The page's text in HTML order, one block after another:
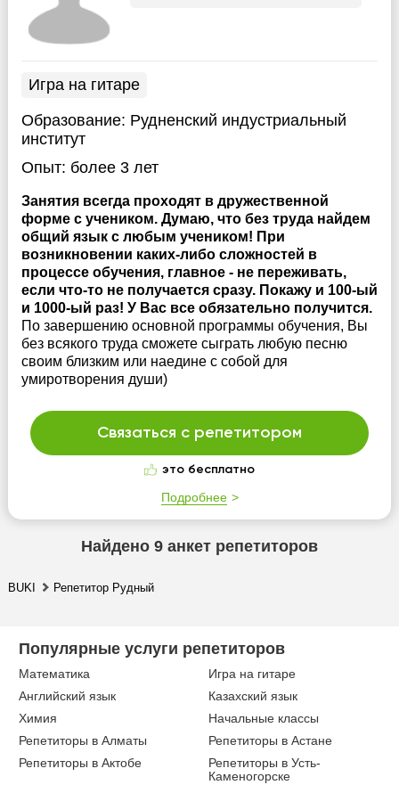
Игра на гитаре
Образование: Рудненский индустриальный
институт
Опыт: более 3 лет
Занятия всегда проходят в дружественной
форме с учеником. Думаю, что без труда найдем
общий язык с любым учеником! При
возникновении каких-либо сложностей в
процессе обучения, главное - не переживать,
если что-то не получается сразу. Покажу и 100-ый
и 1000-ый раз! У Вас все обязательно получится.
По завершению основной программы обучения, Вы
без всякого труда сможете сыграть любую песню
своим близким или наедине с собой для
умиротворения души)
Связаться с репетитором
это бесплатно
Подробнее
Найдено 9 анкет репетиторов
BUKI Репетитор Рудный
Популярные услуги репетиторов
Математика
Игра на гитаре
Английский язык
Казахский язык
Химия
Начальные классы
Репетиторы в Алматы
Репетиторы в Астане
Репетиторы в Актобе
Репетиторы в Усть-
Каменогорске
Репетиторы в Актау